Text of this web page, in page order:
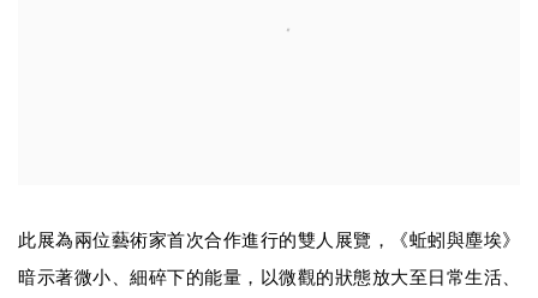
此展為兩位藝術家首次合作進行的雙人展覽，《蚯蚓與塵埃》
暗示著微小、細碎下的能量，以微觀的狀態放大至日常生活、